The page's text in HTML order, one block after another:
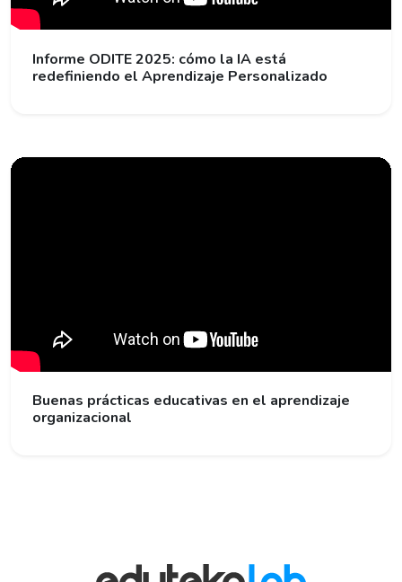
Informe ODITE 2025: cómo la IA está
redefiniendo el Aprendizaje Personalizado
Buenas prácticas educativas en el aprendizaje
organizacional